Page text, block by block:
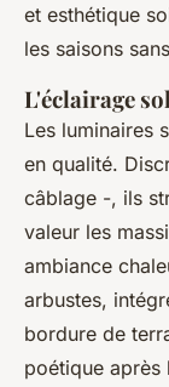
et esthétique
les saisons
L'éclairage
Les luminaires
en qualité.
câblage -, ils
valeur les
ambiance
arbustes,
bordure de
poétique après